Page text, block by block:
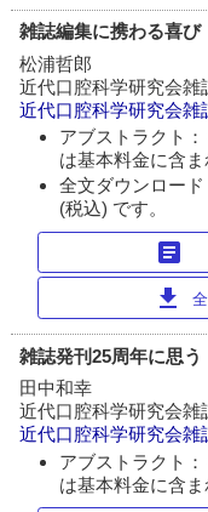
雑誌編集に携わる喜び
松浦哲郎
近代口腔科学研究会雑
近代口腔科学研究会雑
アブストラクト
は基本料金に含ま
全文ダウンロー
(税込) です。
article
download
雑誌発刊25周年に思う
田中和幸
近代口腔科学研究会雑
近代口腔科学研究会雑
アブストラクト
は基本料金に含ま